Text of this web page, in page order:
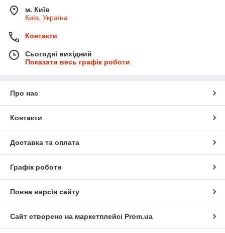
м. Київ
Київ, Україна
Контакти
Сьогодні вихідний
Показати весь графік роботи
Про нас
Контакти
Доставка та оплата
Графік роботи
Повна версія сайту
Сайт створено на маркетплейсі Prom.ua